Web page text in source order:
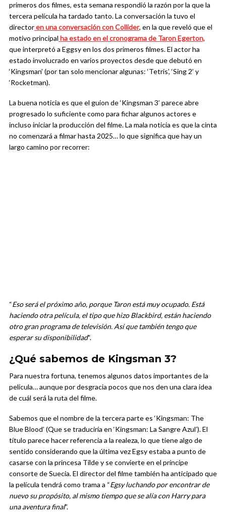
primeros dos filmes, esta semana respondió la razón por la que la
tercera película ha tardado tanto. La conversación la tuvo el
directoren una conversación con Collider, en la que reveló que el
motivo principal ha estado en el cronograma de Taron Egerton,
que interpretó a Eggsy en los dos primeros filmes. El actor ha
estado involucrado en varios proyectos desde que debutó en
‘Kingsman’ (por tan solo mencionar algunas: ‘Tetris’, ‘Sing 2’ y
‘Rocketman).
La buena noticia es que el guion de ‘Kingsman 3’ parece abre
progresado lo suficiente como para fichar algunos actores e
incluso iniciar la producción del filme. La mala noticia es que la cinta
no comenzará a filmar hasta 2025… lo que significa que hay un
largo camino por recorrer:
“Eso será el próximo año, porque Taron está muy ocupado. Está
haciendo otra película, el tipo que hizo Blackbird, están haciendo
otro gran programa de televisión. Así que también tengo que
esperar su disponibilidad“.
¿Qué sabemos de Kingsman 3?
Para nuestra fortuna, tenemos algunos datos importantes de la
película… aunque por desgracia pocos que nos den una clara idea
de cuál será la ruta del filme.
Sabemos que el nombre de la tercera parte es ‘Kingsman: The
Blue Blood’ (Que se traduciría en ‘Kingsman: La Sangre Azul’). El
título parece hacer referencia a la realeza, lo que tiene algo de
sentido considerando que la última vez Egsy estaba a punto de
casarse con la princesa Tilde y se convierte en el príncipe
consorte de Suecia. El director del filme también ha anticipado que
la película tendrá como trama a “Egsy luchando por encontrar de
nuevo su propósito, al mismo tiempo que se alía con Harry para
una aventura final”.